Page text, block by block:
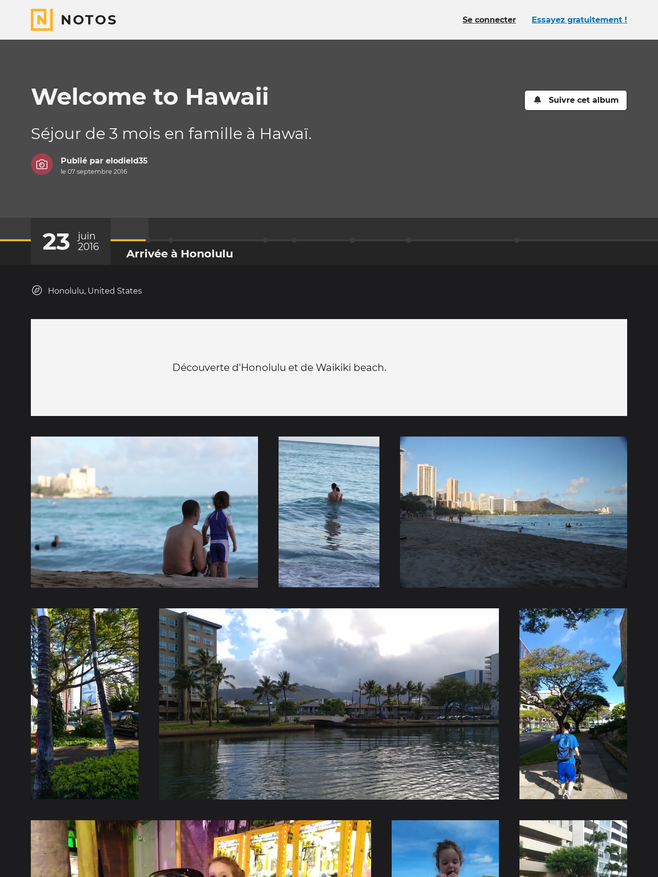
NOTOS Se connecter Essayez gratuitement !
Welcome to Hawaii Suivre cet album
Séjour de 3 mois en famille à Hawaï.
Publié par elodield35
le 07 septembre 2016
23
juin
2016
Arrivée à Honolulu
Honolulu, United States
Découverte d'Honolulu et de Waikiki beach.